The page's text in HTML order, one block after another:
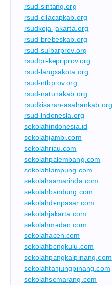
rsud-sintang.org
rsud-cilacapkab.org
rsudkoja-jakarta.org
rsud-brebeskab.org
rsud-sulbarprov.org
rsudtpi-kepriprov.org
rsud-langsakota.org
rsud-ntbprov.org
rsud-natunakab.org
rsudkisaran-asahankab.org
rsud-indonesia.org
sekolahindonesia.id
sekolahjambi.com
sekolahriau.com
sekolahpalembang.com
sekolahlampung.com
sekolahsamarinda.com
sekolahbandung.com
sekolahdenpasar.com
sekolahjakarta.com
sekolahmedan.com
sekolahaceh.com
sekolahbengkulu.com
sekolahpangkalpinang.com
sekolahtanjungpinang.com
sekolahsemarang.com